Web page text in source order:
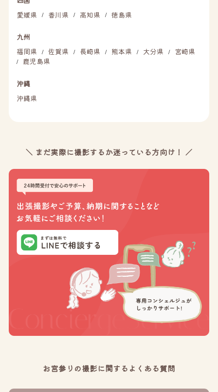
愛媛県
/ 香川県 / 高知県 / 徳島県
九州
福岡県
/ 佐賀県 / 長崎県 / 熊本県 / 大分県 / 宮崎県
/ 鹿児島県
沖縄
沖縄県
＼ まだ実際に撮影するか迷っている方向け！ ／
お宮参りの撮影に関するよくある質問